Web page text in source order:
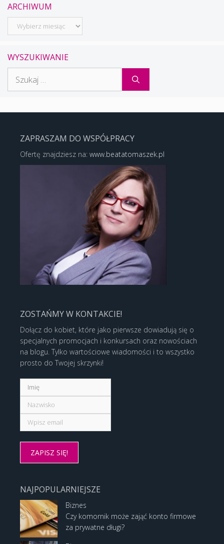
ARCHIWUM
Archiwum
WYSZUKIWANIE
ZAPRASZAM DO WSPÓŁPRACY
Ofertę znajdziesz na: www.beatatomaszek.pl
ZOSTAŃMY W KONTAKCIE!
Dołącz do kobiet, które jako pierwsze dowiadują się o
specjalnych promocjach i konkursach oraz nowościach
na blogu. Tylko wartościowe wiadomości i to wszystko
prosto do Twojej skrzynki!
NAJPOPULARNIEJSZE
Biznes
Czy komornik może zająć konto firmowe
za prywatne długi?